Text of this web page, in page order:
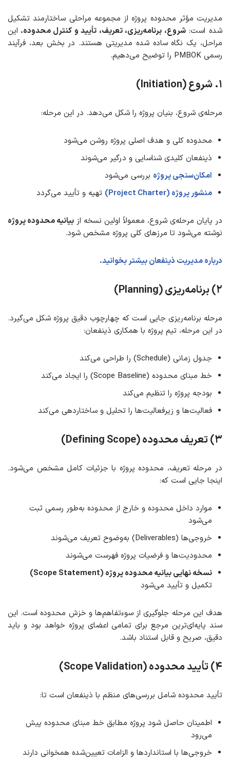
مدیریت مؤثر محدوده پروژه از مجموعه‌ مراحلی ساختارمند تشکیل
شده است:شروع، برنامه‌ریزی، تعریف، تأیید و کنترل محدوده. این
مراحل، یک نگاه ساده ‌شده مدیریتی هستند. در بخش بعد، فرآیند
رسمی PMBOK را توضیح می‌دهیم.
۱. شروع (Initiation)
مرحله‌ی شروع، بنیان پروژه را شکل می‌دهد. در این مرحله:
محدوده کلی و هدف اصلی پروژه روشن می‌شود
ذینفعان کلیدی شناسایی و درگیر می‌شوند
امکان‌سنجی پروژه بررسی می‌شود
منشور پروژه (Project Charter)
تهیه و تأیید می‌گردد
در پایان مرحله‌ی شروع، معمولاً اولین نسخه از بیانیه محدوده پروژه
نوشته می‌شود تا مرزهای کلی پروژه مشخص شود.
درباره مدیریت ذینفعان بیشتر بخوانید.
۲) برنامه‌ریزی (Planning)
مرحله برنامه‌ریزی جایی است که چهارچوب دقیق پروژه شکل می‌گیرد.
در این مرحله، تیم پروژه با همکاری ذینفعان:
جدول زمانی (Schedule) را طراحی می‌کند
خط مبنای محدوده (Scope Baseline) را ایجاد می‌کند
بودجه پروژه را تنظیم می‌کند
فعالیت‌ها و زیرفعالیت‌ها را تحلیل و ساختاردهی می‌کند
۳) تعریف محدوده (Defining Scope)
در مرحله تعریف، محدوده پروژه با جزئیات کامل مشخص می‌شود.
اینجا جایی است که:
موارد داخل محدوده و خارج از محدوده به‌طور رسمی ثبت
می‌شود
خروجی‌ها (Deliverables) به‌وضوح تعریف می‌شوند
محدودیت‌ها و فرضیات پروژه فهرست می‌شوند
نسخه نهایی بیانیه محدوده پروژه (Scope Statement)
تکمیل و تأیید می‌شود
هدف این مرحله جلوگیری از سوءتفاهم‌ها و خزش محدوده است. این
سند پایه‌ای‌ترین مرجع برای تمامی اعضای پروژه خواهد بود و باید
دقیق، صریح و قابل استناد باشد.
۴) تأیید محدوده (Scope Validation)
تأیید محدوده شامل بررسی‌های منظم با ذینفعان است تا:
اطمینان حاصل شود پروژه مطابق خط مبنای محدوده پیش
می‌رود
خروجی‌ها با استانداردها و الزامات تعیین‌شده همخوانی دارند